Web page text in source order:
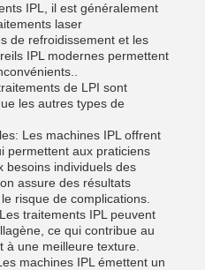
IPL, il est généralement
laser
de refroidissement et les
IPL modernes permettent
de LPI sont
les autres types de
Les machines IPL offrent
permettent aux praticiens
besoins individuels des
assure des résultats
risque de complications.
traitements IPL peuvent
ce qui contribue au
à une meilleure texture.
machines IPL émettent un